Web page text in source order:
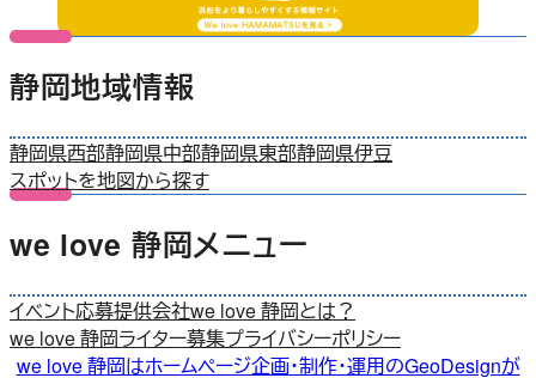
静岡地域情報
静岡県西部静岡県中部静岡県東部静岡県伊豆
スポットを地図から探す
we love 静岡メニュー
イベント応募提供会社we love 静岡とは？
we love 静岡ライター募集プライバシーポリシー
we love 静岡はホームページ企画・制作・運用のGeoDesignが